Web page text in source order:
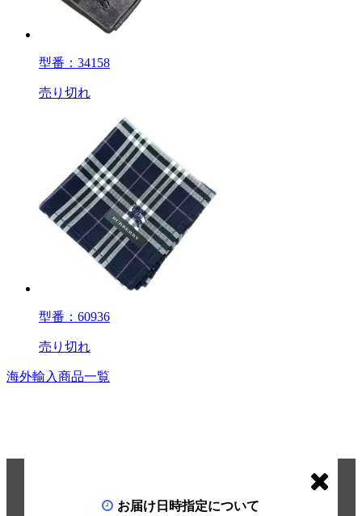
型番：34158
売り切れ
型番：60936
売り切れ
海外輸入商品一覧
お届け日時指定について